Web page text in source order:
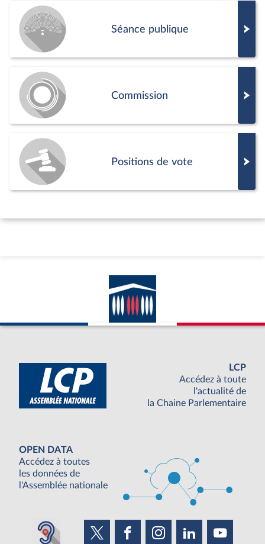
Séance publique
Commission
Positions de vote
LCP
Accédez à toute
l'actualité de
la Chaine Parlementaire
OPEN DATA
Accédez à toutes
les données de
l'Assemblée nationale